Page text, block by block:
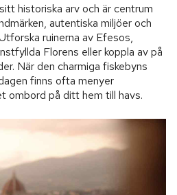
historiska arv och är centrum
autentiska miljöer och
ruinerna av Efesos,
Florens eller koppla av på
När den charmiga fiskebyns
finns ofta menyer
ombord på ditt hem till havs.